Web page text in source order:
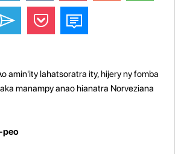
amin'ity lahatsoratra ity, hijery ny fomba
manampy anao hianatra Norveziana
peo